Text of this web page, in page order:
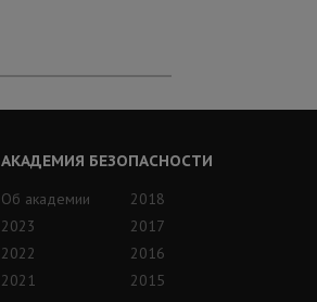
АКАДЕМИЯ БЕЗОПАСНОСТИ
Об академии
2023
2022
2021
2018
2017
2016
2015